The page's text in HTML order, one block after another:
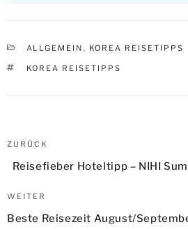
KATEGORIEN
ALLGEMEIN , KOREA REISETIPPS
SCHLAGWÖRTER
KOREA REISETIPPS
Beitragsnavigation
Vorheriger
Beitrag
ZURÜCK
Reisefieber Hoteltipp – NIHI
Nächster
Beitrag
WEITER
Beste Reisezeit August/